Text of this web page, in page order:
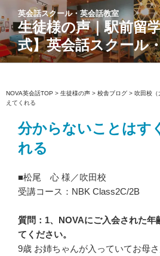
ン
テ
ン
ツ
ス
キ
英会話スクール・英会話教室
生徒様の声｜駅前留
式】英会話スクール
NOVA英会話TOP > 生徒様の声 > 校舎ブログ > 吹田校（
えてくれる
分からないことはす
れる
■松尾 心 様／吹田校
受講コース：NBK Class2C/2B
質問：1、NOVAにご入会された年
てください。
9歳 お姉ちゃんが入っていてお母